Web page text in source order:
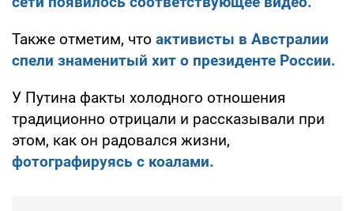
Также отметим, что активисты в Австралии
спели знаменитый хит о президенте России.
У Путина факты холодного отношения
традиционно отрицали и рассказывали при
этом, как он радовался жизни,
фотографируясь с коалами.